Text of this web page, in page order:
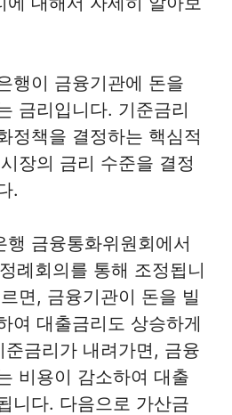
행이 금융기관에 돈을
금리입니다. 기준금리
정책을 결정하는 핵심적
장의 금리 수준을 결정
.
행 금융통화위원회에서
례회의를 통해 조정됩니
면, 금융기관이 돈을 빌
여 대출금리도 상승하게
금리가 내려가면, 금융
비용이 감소하여 대출
니다. 다음으로 가산금